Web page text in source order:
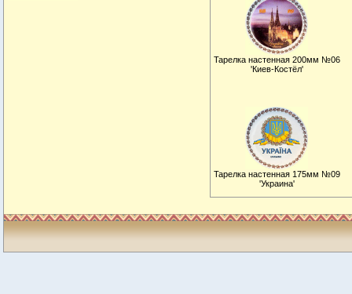
Тарелка настенная 200мм №06
'Киев-Костёл'
Тарелка настенная 175мм №09
'Украина'